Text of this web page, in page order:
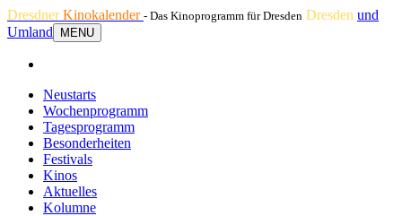
DresdnerKinokalender - Das Kinoprogramm für Dresden Dresden und
Umland
MENU
Neustarts
Wochenprogramm
Tagesprogramm
Besonderheiten
Festivals
Kinos
Aktuelles
Kolumne